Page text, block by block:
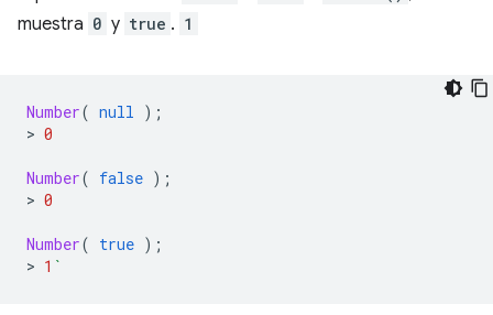
muestra 0 y true . 1
Number( null );
> 0
Number( false );
> 0
Number( true );
> 1 `